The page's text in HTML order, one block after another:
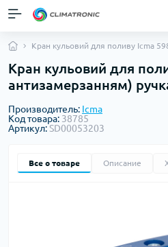
Кран кульовий для поливу Icma
Кран кульовий для
антизамерзанням)
Производитель: Icma
Код товара: 38785
Артикул:SD00053203
Все о товаре Описание